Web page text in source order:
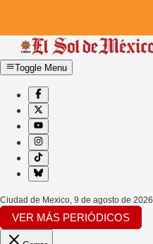
Toggle Menu
Ciudad de Mexico, 9 de agosto de 2026
VER MÁS PERIÓDICOS